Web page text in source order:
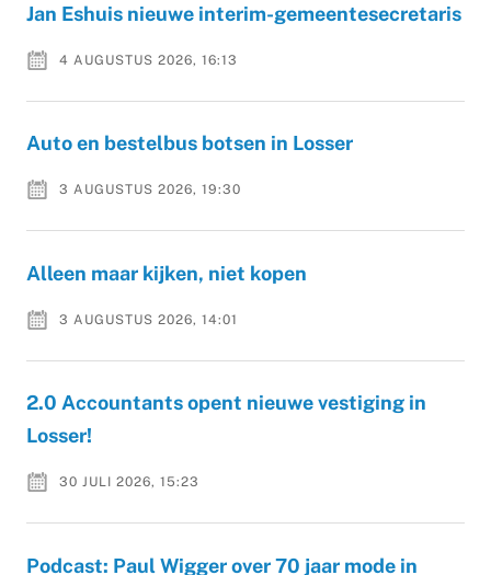
Jan Eshuis nieuwe interim-gemeentesecretaris
4 AUGUSTUS 2026, 16:13
Auto en bestelbus botsen in Losser
3 AUGUSTUS 2026, 19:30
Alleen maar kijken, niet kopen
3 AUGUSTUS 2026, 14:01
2.0 Accountants opent nieuwe vestiging in
Losser!
30 JULI 2026, 15:23
Podcast: Paul Wigger over 70 jaar mode in